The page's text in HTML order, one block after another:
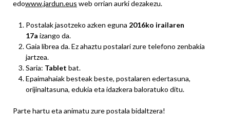
edowww.jardun.eus web orrian aurki dezakezu.
Postalak jasotzeko azken eguna 2016ko irailaren
17a izango da.
Gaia librea da. Ez ahaztu postalari zure telefono zenbakia
jartzea.
Saria: Tablet bat.
Epaimahaiak besteak beste, postalaren edertasuna,
orijinaltasuna, edukia eta idazkera baloratuko ditu.
Parte hartu eta animatu zure postala bidaltzera!